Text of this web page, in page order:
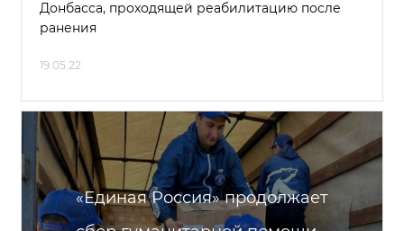
Донбасса, проходящей реабилитацию после
ранения
19.05.22
«Единая Россия» продолжает